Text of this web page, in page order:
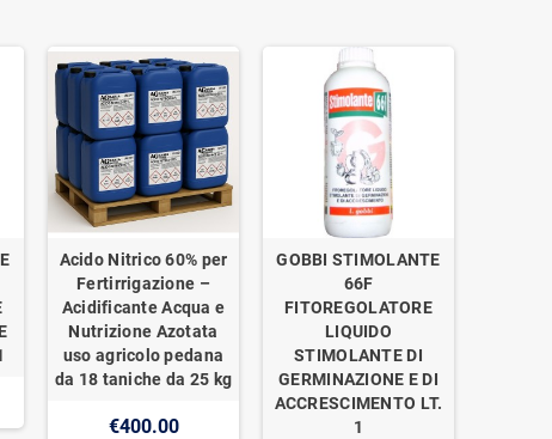
Acido Nitrico 60% per
Fertirrigazione –
Acidificante Acqua e
Nutrizione Azotata
uso agricolo pedana
da 18 taniche da 25 kg
€400.00
GOBBI STIMOLANTE
66F
FITOREGOLATORE
LIQUIDO
STIMOLANTE DI
GERMINAZIONE E DI
ACCRESCIMENTO LT.
1